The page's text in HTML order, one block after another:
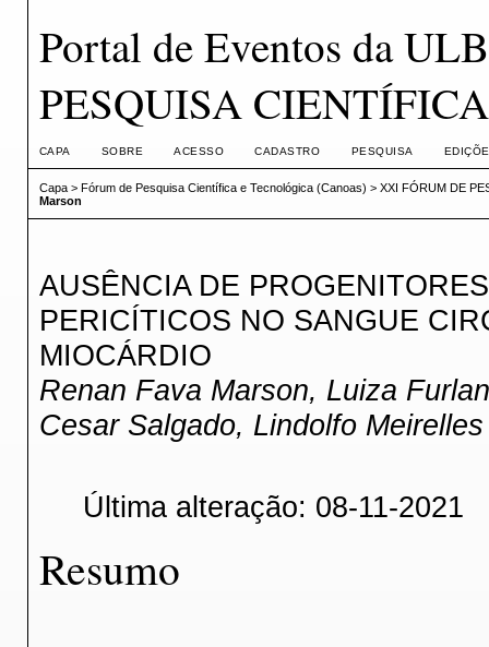
Portal de Eventos da
PESQUISA
CAPA SOBRE ACESSO CADASTRO PESQUISA
Capa> Fórum de Pesquisa Científica e Tecnológica (Canoas) > XXI FÓRUM DE
Marson
AUSÊNCIA DE
PERICÍTICOS NO SANGUE
MIOCÁRDIO
Renan Fava Marson, Luiza
Cesar Salgado, Lindolfo Meirelles
Última alteração: 08-11-2021
Resumo